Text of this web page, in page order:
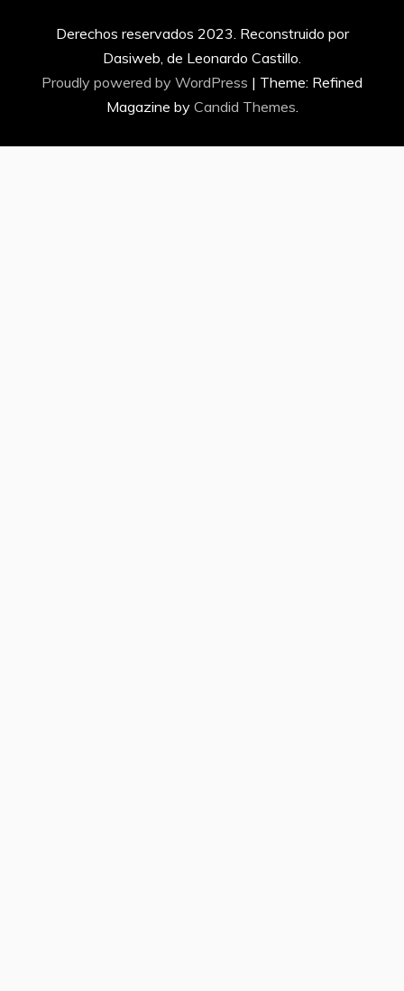
Derechos reservados 2023. Reconstruido por
Dasiweb, de Leonardo Castillo.
Proudly powered by WordPress | Theme: Refined
Magazine by Candid Themes.